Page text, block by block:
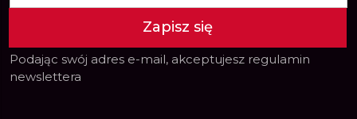
Zapisz się
Podając swój adres e-mail, akceptujesz regulamin
newslettera